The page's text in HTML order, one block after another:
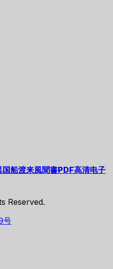
国船渡来風聞書PDF高清电子
Reserved.
号